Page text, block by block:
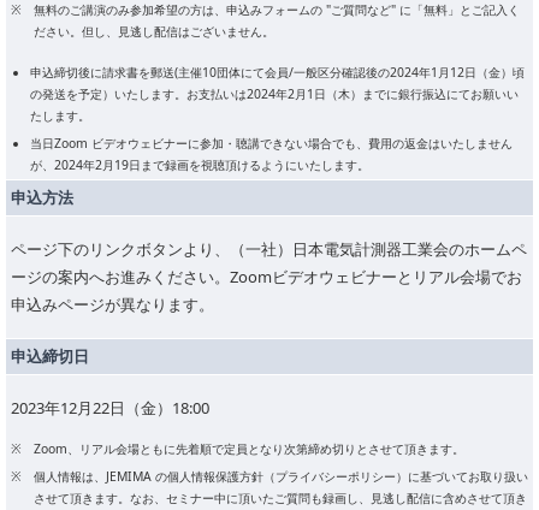
無料のご講演のみ参加希望の方は、申込みフォームの "ご質問など" に「無料」とご記入く
ださい。但し、見逃し配信はございません。
申込締切後に請求書を郵送(主催10団体にて会員/一般区分確認後の2024年1月12日（金）頃
の発送を予定）いたします。お支払いは2024年2月1日（木）までに銀行振込にてお願いい
たします。
当日Zoom ビデオウェビナーに参加・聴講できない場合でも、費用の返金はいたしません
が、2024年2月19日まで録画を視聴頂けるようにいたします。
申込方法
ページ下のリンクボタンより、（一社）日本電気計測器工業会のホームペ
ージの案内へお進みください。Zoomビデオウェビナーとリアル会場でお
申込みページが異なります。
申込締切日
2023年12月22日（金）18:00
Zoom、リアル会場ともに先着順で定員となり次第締め切りとさせて頂きます。
個人情報は、JEMIMA の個人情報保護方針（プライバシーポリシー）に基づいてお取り扱い
させて頂きます。なお、セミナー中に頂いたご質問も録画し、見逃し配信に含めさせて頂き